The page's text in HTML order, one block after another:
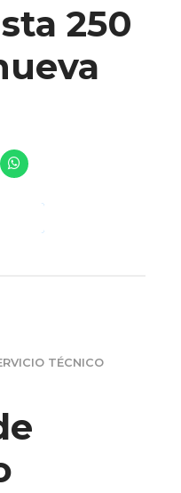
250
TÉCNICO